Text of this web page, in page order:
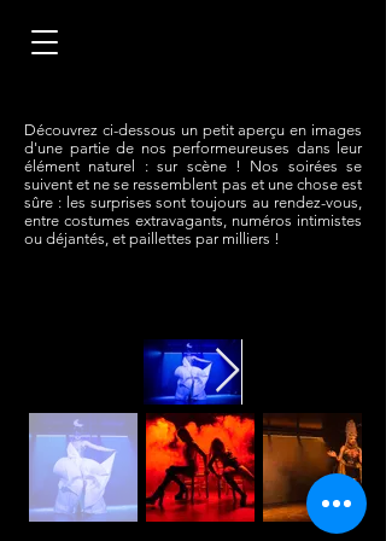
Découvrez ci-dessous un petit aperçu en images
d'une partie de nos performeureuses dans leur
élément naturel : sur scène ! Nos soirées se
suivent et ne se ressemblent pas et une chose est
sûre : les surprises sont toujours au rendez-vous,
entre costumes extravagants, numéros intimistes
ou déjantés, et paillettes par milliers !